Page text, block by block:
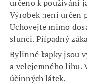
určeno k používání
Výrobek není určen
Uchovejte mimo
slunci. Případný
Bylinné kapky jsou
a velejemného lihu.
účinných látek.